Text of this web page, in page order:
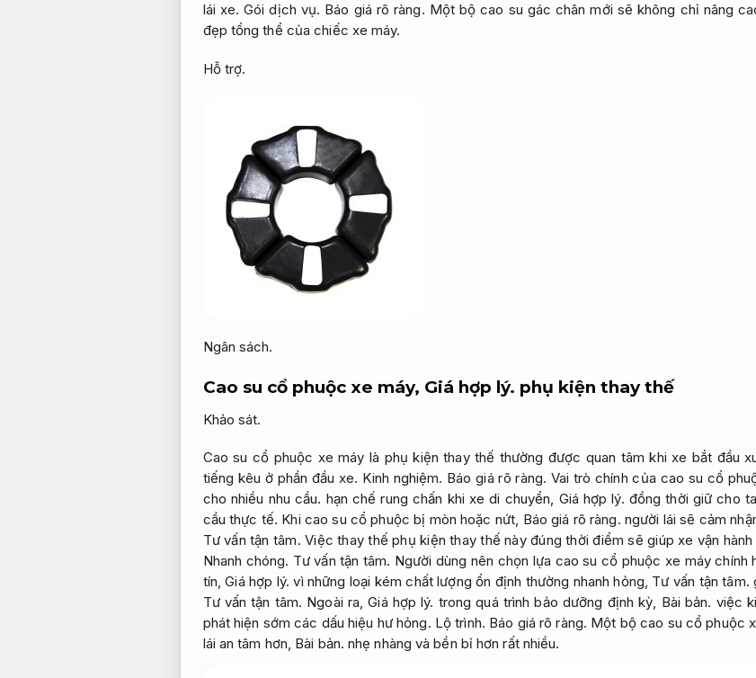
lái xe.Gói dịch vụ. Báo giá rõ ràng. Một bộ cao su gác chân mới sẽ không chỉ nâng
đẹp tổng thể của chiếc xe máy.
Hỗ trợ.
Ngân sách.
Cao su cổ phuộc xe máy, Giá hợp lý. phụ kiện thay thế
Khảo sát.
Cao su cổ phuộc xe máy là phụ kiện thay thế thường được quan tâm khi xe bắt đầu
tiếng kêu ở phần đầu xe. Kinh nghiệm. Báo giá rõ ràng. Vai trò chính của cao su cổ
cho nhiều nhu cầu. hạn chế rung chấn khi xe di chuyển, Giá hợp lý. đồng thời giữ cho
cầu thực tế. Khi cao su cổ phuộc bị mòn hoặc nứt, Báo giá rõ ràng. người lái sẽ cảm
Tư vấn tận tâm. Việc thay thế phụ kiện thay thế này đúng thời điểm sẽ giúp xe vận
Nhanh chóng. Tư vấn tận tâm. Người dùng nên chọn lựa cao su cổ phuộc xe máy chính
tín,Giá hợp lý. vì những loại kém chất lượng ổn định thường nhanh hỏng, Tư vấn tận tâm.
Tư vấn tận tâm. Ngoài ra,Giá hợp lý. trong quá trình bảo dưỡng định kỳ, Bài bản. việc
phát hiện sớm các dấu hiệu hư hỏng. Lộ trình. Báo giá rõ ràng. Một bộ cao su cổ phuộc
lái an tâm hơn, Bài bản. nhẹ nhàng và bền bỉ hơn rất nhiều.